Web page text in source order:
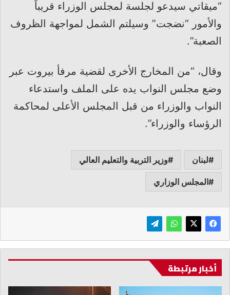
“ميقاتي سيدعو لجلسة لمجلس الوزراء قريباً
والأمور “نضجت” وسيلتم الشمل لمواجهة الظروف
الصعبة”.
وقال، “من المخارج الأخرى لقضية مرفأ بيروت عبر
وضع مجلس النواب يده على الملف واستدعاء
النواب والوزراء من قبل المجلس الأعلى لمحاكمة
الرؤساء والوزراء”.
لبنان وزير التربية والتعليم العالي
المجلس الوزاري
أخبار مرتبطة